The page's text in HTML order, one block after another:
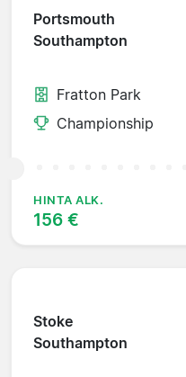
Portsmouth
Southampton
Fratton Park
Championship
HINTA ALK.
156 €
Stoke
Southampton